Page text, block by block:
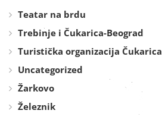
Teatar na brdu
Trebinje i Čukarica-Beograd
Turistička organizacija Čukarica
Uncategorized
Žarkovo
Železnik